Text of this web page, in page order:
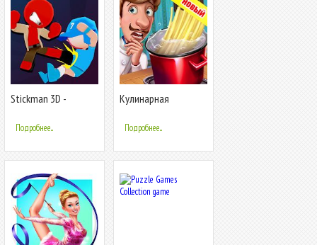
Stickman 3D -
Подробнее...
Кулинарная
Подробнее...